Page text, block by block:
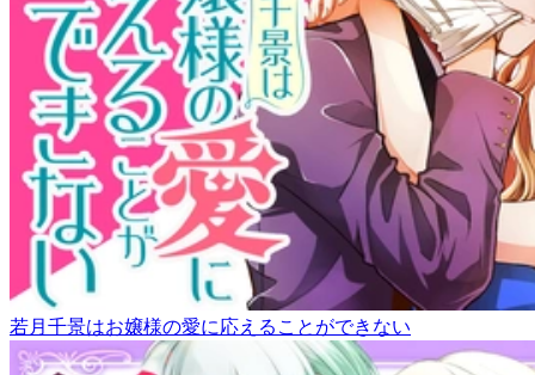
若月千景はお嬢様の愛に応えることができない